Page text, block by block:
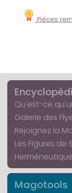
Pièces
Qu'est-ce
Galerie des
Rejoignez la
Les Figures de
Magotools